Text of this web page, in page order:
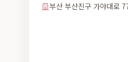
부산 부산진구 가야대로